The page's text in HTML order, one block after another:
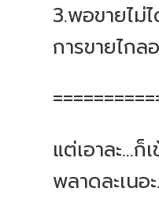
3.พอขายไม่
การขายไกล
แต่เอาละ...ก็
พลาดละเนอะ